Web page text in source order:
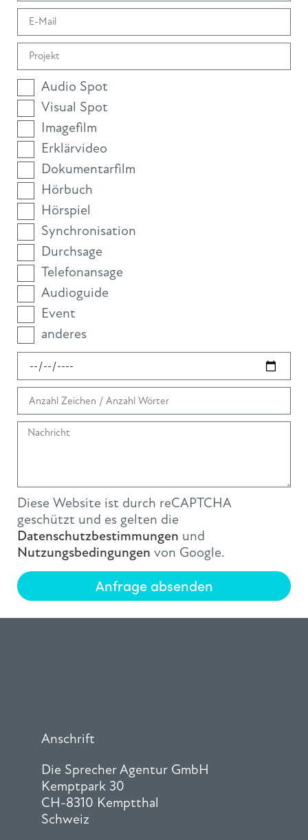
Audio Spot
Visual Spot
Imagefilm
Erklärvideo
Dokumentarfilm
Hörbuch
Hörspiel
Synchronisation
Durchsage
Telefonansage
Audioguide
Event
anderes
Diese Website ist durch reCAPTCHA
geschützt und es gelten die
Datenschutzbestimmungen und
Nutzungsbedingungen von Google.
Anfrage absenden
Anschrift
Die Sprecher Agentur GmbH
Kemptpark 30
CH-8310 Kemptthal
Schweiz